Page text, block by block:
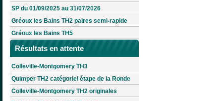
SP du 01/09/2025 au 31/07/2026
Gréoux les Bains TH2 paires semi-rapide
Gréoux les Bains TH5
Résultats en attente
Colleville-Montgomery TH3
Quimper TH2 catégoriel étape de la Ronde
Colleville-Montgomery TH2 originales